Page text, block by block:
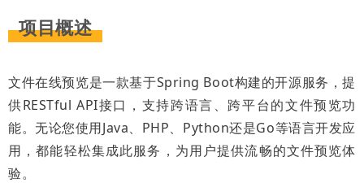
项目概述
文件在线预览是一款基于Spring Boot构建的开源服务，提
供RESTful API接口，支持跨语言、跨平台的文件预览功
能。无论您使用Java、PHP、Python还是Go等语言开发应
用，都能轻松集成此服务，为用户提供流畅的文件预览体
验。